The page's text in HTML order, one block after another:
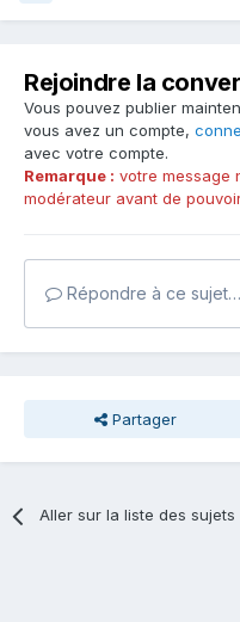
Rejoindre la
Vous pouvez publier
vous avez un compte,
avec votre compte.
Remarque : votre message
modérateur avant de
Répondre à ce sujet…
Partager
Aller sur la liste des sujets